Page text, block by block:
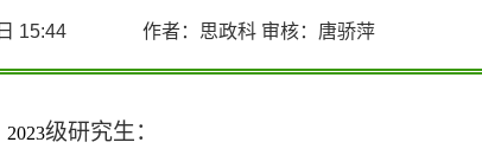
日 15:44 作者：思政科 审核：唐骄萍
2023级研究生：